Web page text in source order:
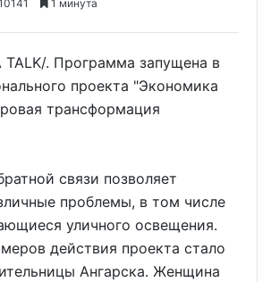
1 минута
TALK/. Программа запущена в
проекта "Экономика
трансформация
связи позволяет
проблемы, в том числе
уличного освещения.
действия проекта стало
Ангарска. Женщина